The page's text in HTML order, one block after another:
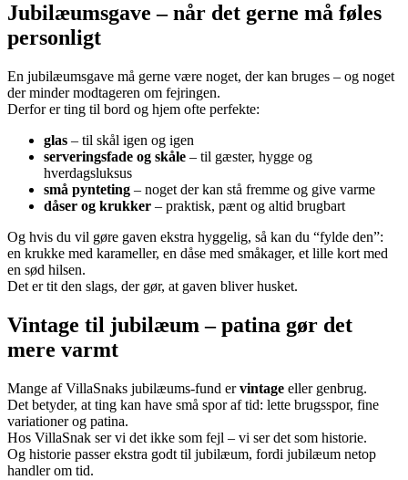
Jubilæumsgave – når det gerne må føles
personligt
En jubilæumsgave må gerne være noget, der kan bruges – og noget
der minder modtageren om fejringen.
Derfor er ting til bord og hjem ofte perfekte:
glas – til skål igen og igen
serveringsfade og skåle – til gæster, hygge og
hverdagsluksus
små pynteting – noget der kan stå fremme og give varme
dåser og krukker – praktisk, pænt og altid brugbart
Og hvis du vil gøre gaven ekstra hyggelig, så kan du “fylde den”:
en krukke med karameller, en dåse med småkager, et lille kort med
en sød hilsen.
Det er tit den slags, der gør, at gaven bliver husket.
Vintage til jubilæum – patina gør det
mere varmt
Mange af VillaSnaks jubilæums-fund ervintage eller genbrug.
Det betyder, at ting kan have små spor af tid: lette brugsspor, fine
variationer og patina.
Hos VillaSnak ser vi det ikke som fejl – vi ser det som historie.
Og historie passer ekstra godt til jubilæum, fordi jubilæum netop
handler om tid.